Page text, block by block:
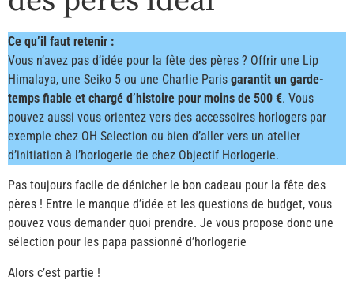
Ce qu’il faut retenir :
Vous n’avez pas d’idée pour la fête des pères ? Offrir une Lip
Himalaya, une Seiko 5 ou une Charlie Paris garantit un garde-
temps fiable et chargé d’histoire pour moins de 500 €. Vous
pouvez aussi vous orientez vers des accessoires horlogers par
exemple chez OH Selection ou bien d’aller vers un atelier
d’initiation à l’horlogerie de chez Objectif Horlogerie.
Pas toujours facile de dénicher le bon cadeau pour la fête des
pères ! Entre le manque d’idée et les questions de budget, vous
pouvez vous demander quoi prendre. Je vous propose donc une
sélection pour les papa passionné d’horlogerie
Alors c’est partie !